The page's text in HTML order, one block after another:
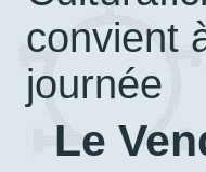
convient
journée
Le